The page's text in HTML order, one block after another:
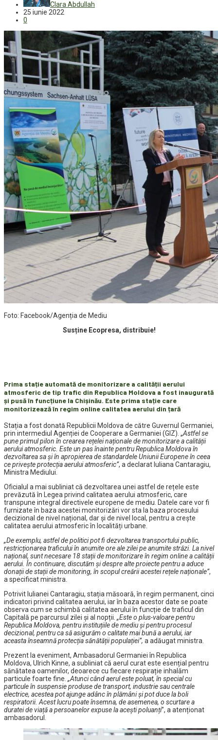
Clara Abdullah
25 iunie 2022
0
Foto: Facebook/Agenția de Mediu
Susține Ecopresa, distribuie!
Prima stație automată de monitorizare a calității aerului
atmosferic de tip trafic din Republica Moldova a fost inaugurată
și pusă în funcțiune la Chișinău. Este prima stație care
monitorizează în regim online calitatea aerului din țară
Stația a fost donată Republicii Moldova de către Guvernul Germaniei,
prin intermediul Agenției de Cooperare a Germaniei (GIZ). „Astfel se
pune primul pilon în crearea rețelei naționale de monitorizare a calității
aerului atmosferic. Este un pas înainte pentru Republica Moldova în
dezvoltarea sa și în apropierea de standardele Uniunii Europene în ceea
ce privește protecția aerului atmosferic”, a declarat Iuliana Cantaragiu,
Ministra Mediului.
Oficialul a mai subliniat că dezvoltarea unei astfel de rețele este
prevăzută în Legea privind calitatea aerului atmosferic, care
transpune integral directivele europene de mediu. Datele care vor fi
furnizate în baza acestei monitorizări vor sta la baza procesului
decizional de nivel național, dar și de nivel local, pentru a crește
calitatea aerului atmosferic în localități urbane.
„De exemplu, astfel de politici pot fi dezvoltarea transportului public,
restricționarea traficului în anumite ore ale zilei pe anumite străzi. La nivel
național, sunt necesare 18 stații de monitorizare în regim online a calității
aerului. În continuare, discutăm și despre alte proiecte pentru a aduce
donații de stații de monitoring, în scopul creării acestei rețele naționale”,
a specificat ministra.
Potrivit Iulianei Cantaragiu, stația măsoară, în regim permanent, cinci
indicatori privind calitatea aerului, iar în baza acestor date se poate
observa cum se schimbă calitatea aerului în funcție de traficul din
Capitală pe parcursul zilei și al nopții. „Este o plus-valoare pentru
Republica Moldova, pentru instituțiile de mediu și pentru procesul
decizional, pentru ca să asigurăm o calitate mai bună a aerului, iar
aceasta înseamnă protecția sănătății populației”, a adăugat ministra.
Prezent la eveniment, Ambasadorul Germaniei în Republica
Moldova, Ulrich Kinne, a subliniat că aerul curat este esențial pentru
sănătatea oamenilor, deoarece cu fiecare respirație inhalăm
particule foarte fine. „Atunci când aerul este poluat, în special cu
particule în suspensie produse de transport, industrie sau centrale
electrice, acestea pot ajunge adânc în plămâni și pot duce la boli
respiratorii. Acest lucru poate însemna, de asemenea, o scurtare a
duratei de viață a persoanelor expuse la acești poluanți”, a atenționat
ambasadorul.